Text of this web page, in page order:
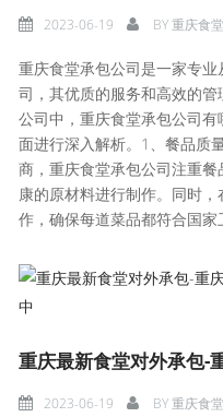
2023-06-19 BY重庆食
重庆食堂承包公司是一家专
司，其优质的服务和高效的
公司中，重庆食堂承包公司
面进行深入解析。1、餐品质
商，重庆食堂承包公司注重
康的原材料进行制作。同时
作，确保每道菜品都符合国家
2023-06-19 BY重庆食